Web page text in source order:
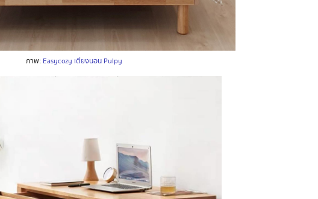
ภาพ: Easycozy เตียงนอน Pulpy